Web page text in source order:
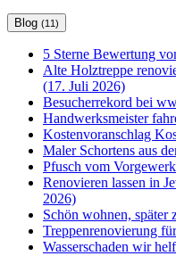
Blog (11)
5 Sterne Bewertung
Alte Holztreppe
(17. Juli 2026)
Besucherrekord bei
Handwerksmeister
Kostenvoranschlag
Maler Schortens aus
Pfusch vom
Renovieren lassen in
2026)
Schön wohnen, später
Treppenrenovierung
Wasserschaden wir